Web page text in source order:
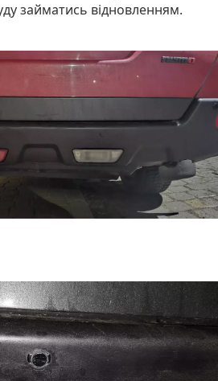
займатись відновленням.